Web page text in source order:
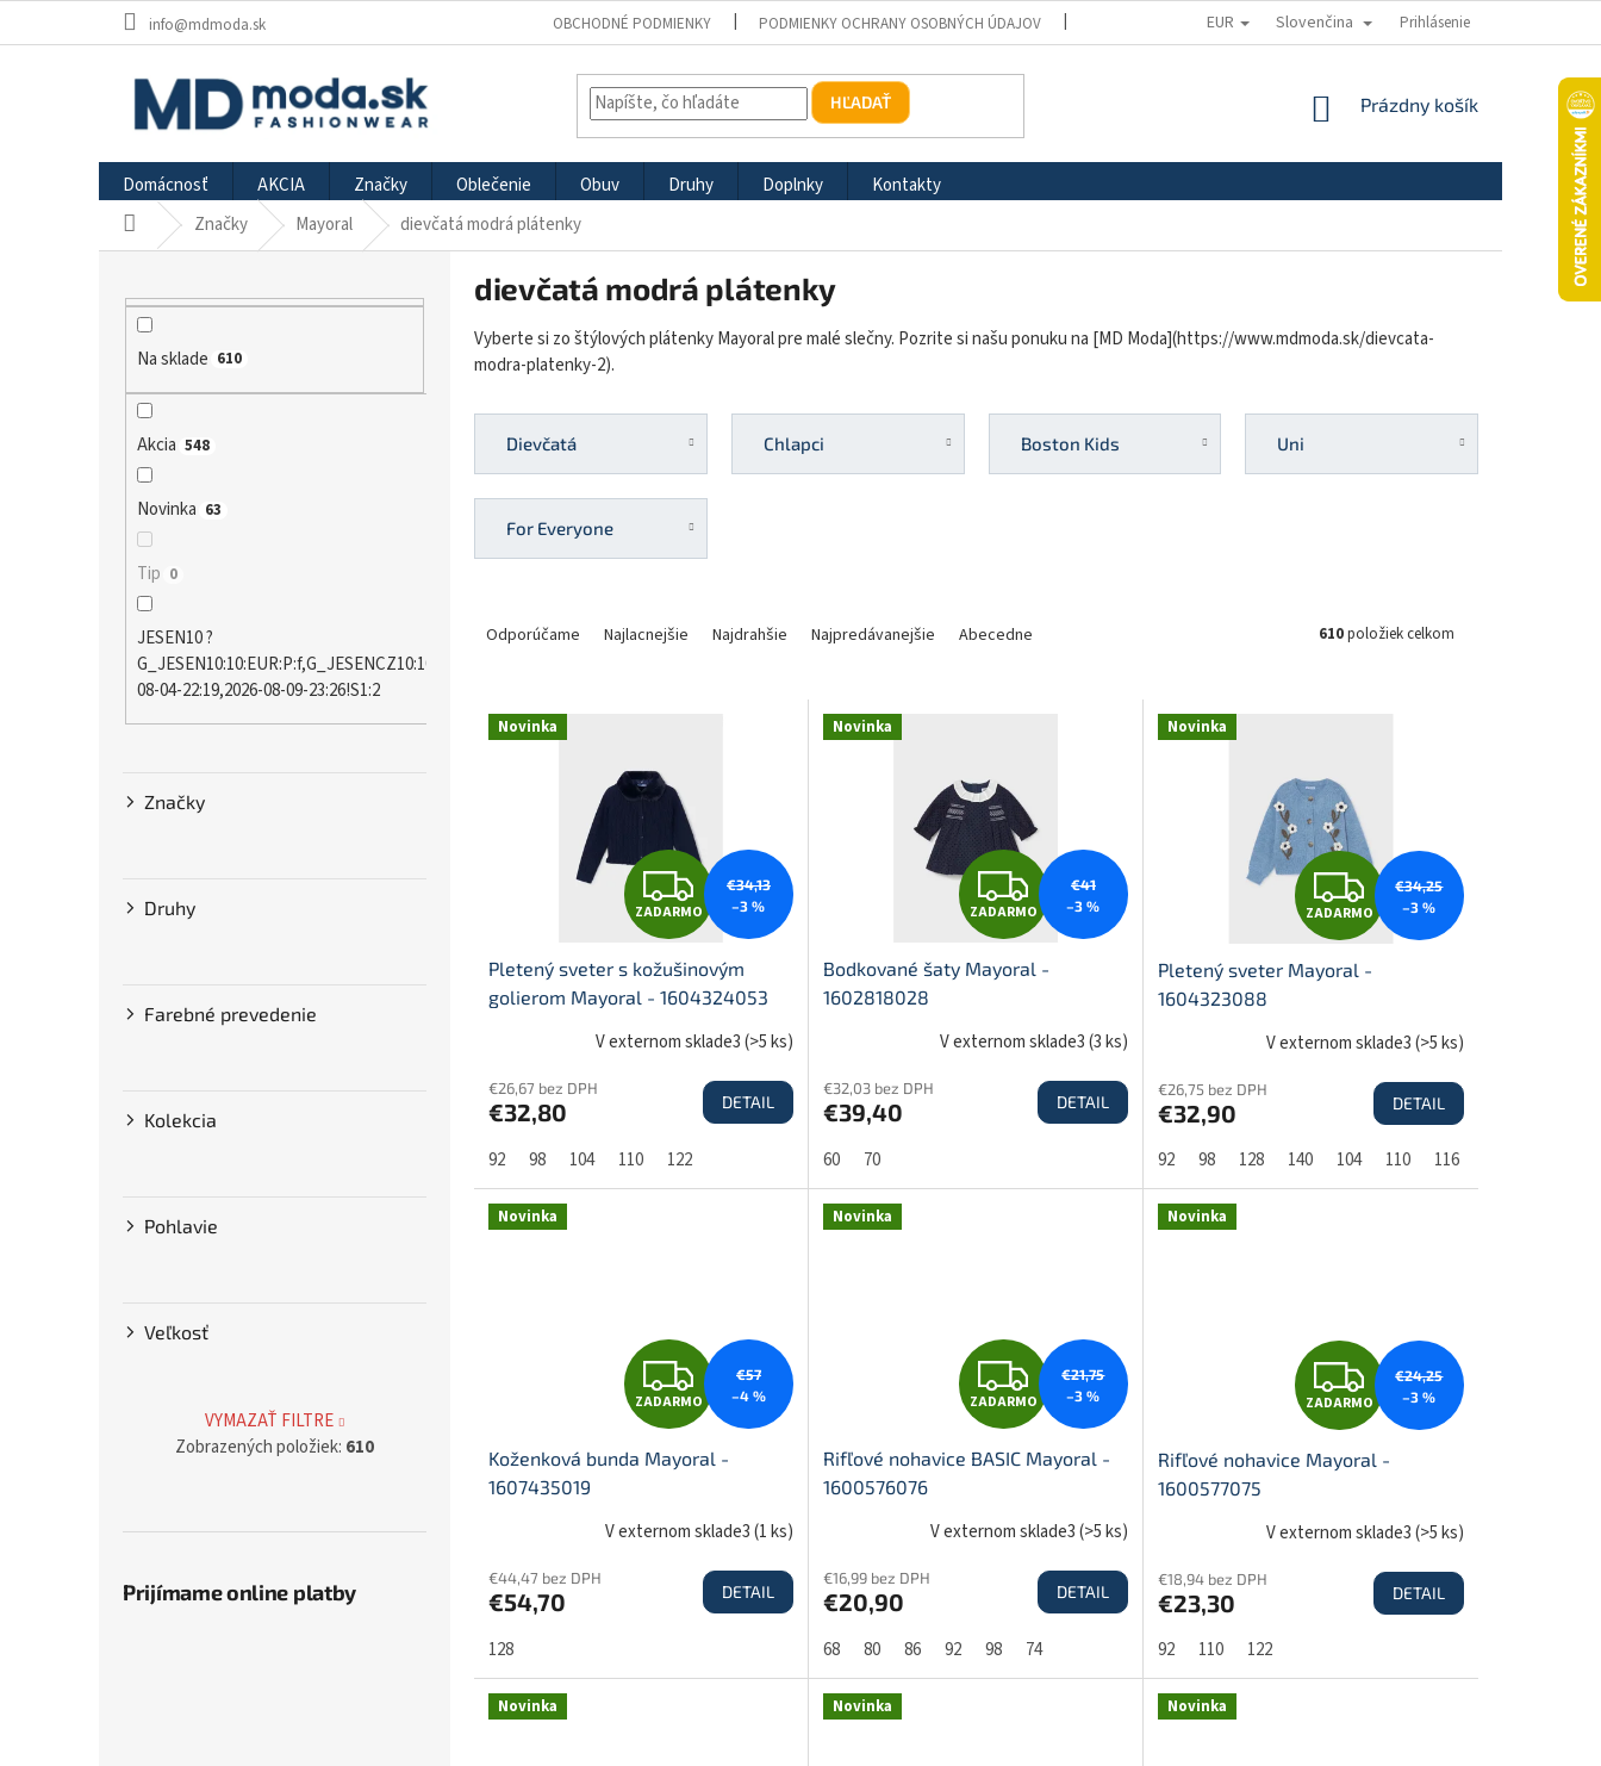
info@mdmoda.sk OBCHODNÉ PODMIENKY PODMIENKY OCHRANY OSOBNÝCH ÚDAJOV ODSTÚPENIE OD ZMLUVY REKLAMAČNÝ PORIADOK
EUR Slovenčina Prihlásenie
HĽADAŤ
NÁKUPNÝ
Prázdny košík
Domácnosť AKCIA Značky Oblečenie Obuv Druhy Doplnky
Kontakty
DomovZnačky Mayoral dievčatá modrá plátenky
Na sklade 610
Akcia 548
Novinka 63
Tip 0
JESEN10 ?
G_JESEN10:10:EUR:P:f,G_JESENCZ10:10:CZK:P:f!2026-
08-04-22:19,2026-08-09-23:26!S1:2
Značky
Druhy
Farebné prevedenie
Kolekcia
Pohlavie
Veľkosť
VYMAZAŤ FILTRE
Zobrazených položiek: 610
Prijímame online platby
dievčatá modrá plátenky
Vyberte si zo štýlových plátenky Mayoral pre malé slečny. Pozrite si našu ponuku na [MD Moda](https://www.mdmoda.sk/dievcata-
modra-platenky-2).
Dievčatá Chlapci Boston Kids Uni
For Everyone
Odporúčame Najlacnejšie Najdrahšie Najpredávanejšie Abecedne 610položiek celkom
Novinka
Z
A
D
A
R
O
ZADARMO
€34,13
–3 %
Pletený sveter s kožušinovým
golierom Mayoral - 1604324053
V externom sklade3(>5 ks)
€26,67 bez DPH
€32,80 DETAIL
92 98 104 110 122
Novinka
Z
A
D
A
R
O
ZADARMO
€41
–3 %
Bodkované šaty Mayoral -
1602818028
V externom sklade3(3 ks)
€32,03 bez DPH
€39,40 DETAIL
60 70
Novinka
Z
A
D
A
R
O
ZADARMO
€34,25
–3 %
Pletený sveter Mayoral -
1604323088
V externom sklade3(>5 ks)
€26,75 bez DPH
€32,90 DETAIL
92 98 128 140 104 110 116
Novinka
Z
A
D
A
R
ZADARMO
€57
–4 %
Koženková bunda Mayoral -
1607435019
V externom sklade3(1 ks)
€44,47 bez DPH
€54,70 DETAIL
128
Novinka
Z
A
D
A
R
ZADARMO
€21,75
–3 %
Rifľové nohavice BASIC Mayoral -
1600576076
V externom sklade3(>5 ks)
€16,99 bez DPH
€20,90 DETAIL
68 80 86 92 98 74
Novinka
Z
A
D
A
R
ZADARMO
€24,25
–3 %
Rifľové nohavice Mayoral -
1600577075
V externom sklade3(>5 ks)
€18,94 bez DPH
€23,30 DETAIL
92 110 122
Novinka Novinka Novinka